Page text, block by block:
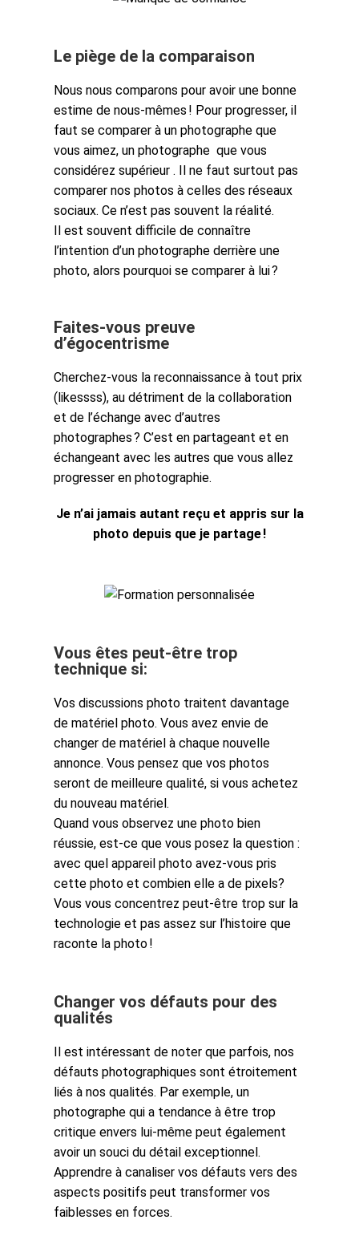
Le piège de la comparaison
Nous nous comparons pour avoir une bonne
estime de nous-mêmes ! Pour progresser, il
faut se comparer à un photographe que
vous aimez, un photographe que vous
considérez supérieur . Il ne faut surtout pas
comparer nos photos à celles des réseaux
sociaux. Ce n’est pas souvent la réalité.
Il est souvent difficile de connaître
l’intention d’un photographe derrière une
photo, alors pourquoi se comparer à lui ?
Faites-vous preuve
d’égocentrisme
Cherchez-vous la reconnaissance à tout prix
(likessss), au détriment de la collaboration
et de l’échange avec d’autres
photographes ? C’est en partageant et en
échangeant avec les autres que vous allez
progresser en photographie.
Je n’ai jamais autant reçu et appris sur la
photo depuis que je partage !
Vous êtes peut-être trop
technique si:
Vos discussions photo traitent davantage
de matériel photo. Vous avez envie de
changer de matériel à chaque nouvelle
annonce. Vous pensez que vos photos
seront de meilleure qualité, si vous achetez
du nouveau matériel.
Quand vous observez une photo bien
réussie, est-ce que vous posez la question :
avec quel appareil photo avez-vous pris
cette photo et combien elle a de pixels?
Vous vous concentrez peut-être trop sur la
technologie et pas assez sur l’histoire que
raconte la photo !
Changer vos défauts pour des
qualités
Il est intéressant de noter que parfois, nos
défauts photographiques sont étroitement
liés à nos qualités. Par exemple, un
photographe qui a tendance à être trop
critique envers lui-même peut également
avoir un souci du détail exceptionnel.
Apprendre à canaliser vos défauts vers des
aspects positifs peut transformer vos
faiblesses en forces.